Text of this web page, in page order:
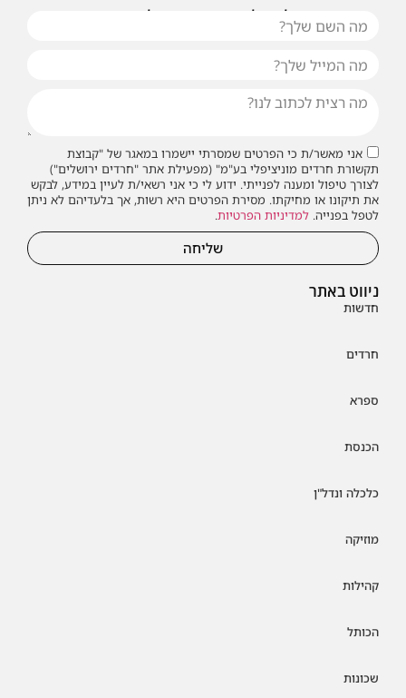
ניווט באתר
חדשות
חרדים
ספרא
הכנסת
כלכלה ונדל"ן
מוזיקה
קהילות
הכותל
שכונות
או שילחו אלינו פנייה ונחזור אליכם בהקדם
אני מאשר/ת כי הפרטים שמסרתי יישמרו במאגר של "קבוצת
תקשורת חרדים מוניציפלי בע"מ" (מפעילת אתר "חרדים ירושלים")
לצורך טיפול ומענה לפנייתי. ידוע לי כי אני רשאי/ת לעיין במידע, לבקש
את תיקונו או מחיקתו. מסירת הפרטים היא רשות, אך בלעדיהם לא ניתן
לטפל בפנייה. למדיניות הפרטיות.
שליחה